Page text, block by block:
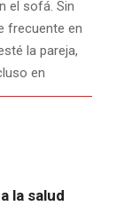
el sofá. Sin
frecuente en
la pareja,
en
la salud